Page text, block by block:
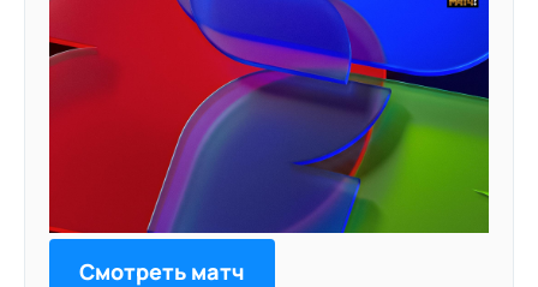
Смотреть матч